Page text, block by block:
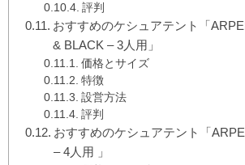
評判
おすすめのケシュアテント「
& BLACK – 3人用」
価格とサイズ
特徴
設営方法
評判
おすすめのケシュアテント「
– 4人用 」